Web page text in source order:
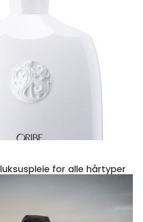
Oribe shampoo luksuspleie for alle hårtyper